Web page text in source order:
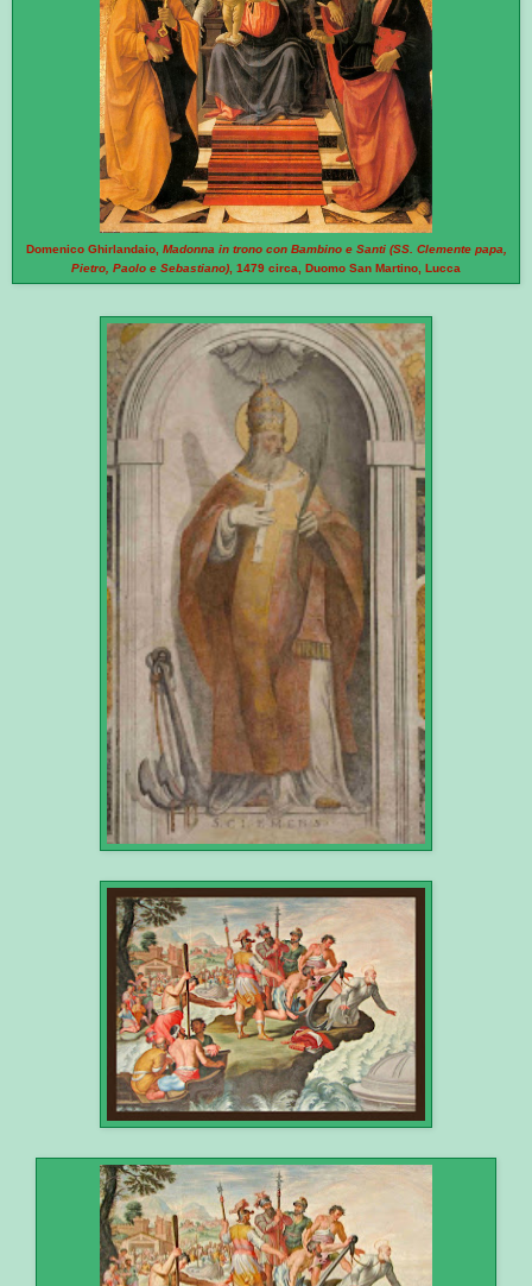
Domenico Ghirlandaio, Madonna in trono con Bambino e Santi (SS. Clemente papa,
Pietro, Paolo e Sebastiano) , 1479 circa, Duomo San Martino, Lucca